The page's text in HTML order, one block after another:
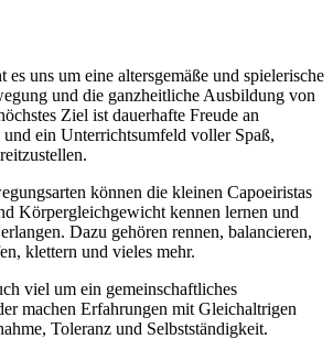
uns um eine altersgemäße und spielerische
und die ganzheitliche Ausbildung von
Ziel ist dauerhafte Freude an
ein Unterrichtsumfeld voller Spaß,
können die kleinen Capoeiristas
Körpergleichgewicht kennen lernen und
Dazu gehören rennen, balancieren,
klettern und vieles mehr.
viel um ein gemeinschaftliches
machen Erfahrungen mit Gleichaltrigen
Toleranz und Selbstständigkeit.